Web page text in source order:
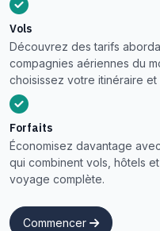
Vols
Découvrez des tarifs
compagnies aériennes du
choisissez votre itinéraire
Forfaits
Économisez davantage
qui combinent vols, hôtels
voyage complète.
Commencer